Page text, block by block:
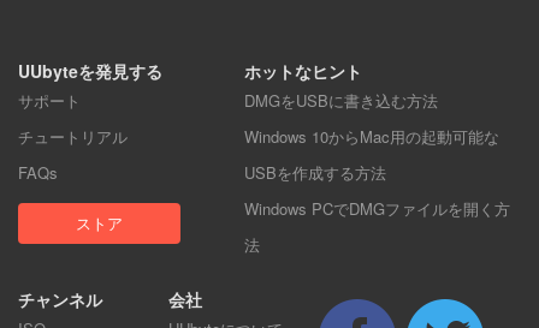
UUbyteを発見する
サポート
チュートリアル
FAQs
ストア
ホットなヒント
DMGをUSBに書き込む方法
Windows 10からMac用の起動可能な
USBを作成する方法
Windows PCでDMGファイルを開く方
法
チャンネル 会社